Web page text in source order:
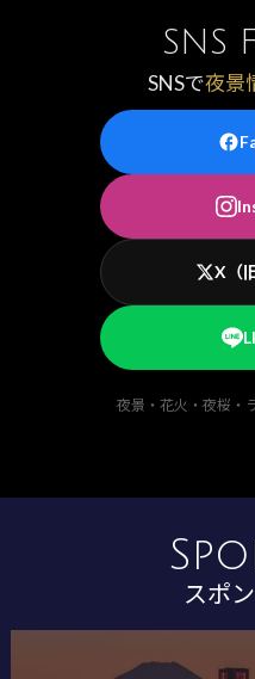
SNS
SNSで夜景
X（
夜景・花火・夜桜・
スポ